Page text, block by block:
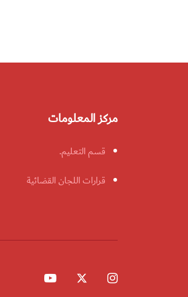
مركز المعلومات
قسم التعليم.
قرارات اللجان القضائية